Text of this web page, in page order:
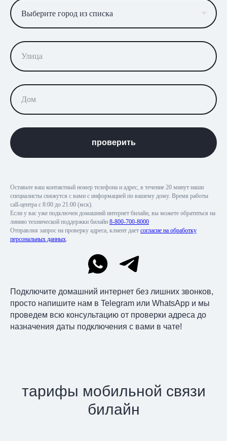
проверить
Оставьте ваш контактный номер телефона и адрес, в течение 20 минут наши
специалисты свяжутся с вами с информацией по вашему дому. Время работы
call-центра с 8:00 до 21:00 (мск).
Если у вас уже подключен домашний интернет билайн, вы можете обратиться на
линию технической поддержки билайн 8-800-700-8000
Отправляя запрос на проверку адреса, клиент дает согласие на обработку
персональных данных.
Подключите домашний интернет без лишних звонков,
просто напишите нам в Telegram или WhatsApp и мы
проведем всю консультацию от проверки адреса до
назначения даты подключения с вами в чате!
тарифы мобильной связи
билайн